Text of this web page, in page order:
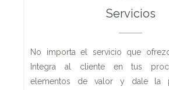
Servicios
No importa el servicio que
Integra al cliente en tus
elementos de valor y dale la